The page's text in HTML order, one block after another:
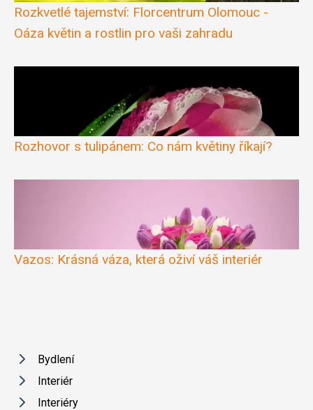
Rozkvetlé tajemství: Florcentrum Olomouc -
Oáza květin a rostlin pro vaši zahradu
Rozhovor s tulipánem: Co nám květiny říkají?
Vazos: Krásná váza, která oživí váš interiér
Bydlení
Interiér
Interiéry